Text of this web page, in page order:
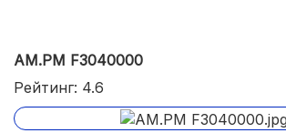
AM.PM F3040000
Рейтинг: 4.6